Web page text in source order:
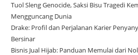
Tuol Sleng Genocide, Saksi Bisu Tragedi
Mengguncang Dunia
Drake: Profil dan Perjalanan Karier
Bersinar
Bisnis Jual Hijab: Panduan Memulai dari